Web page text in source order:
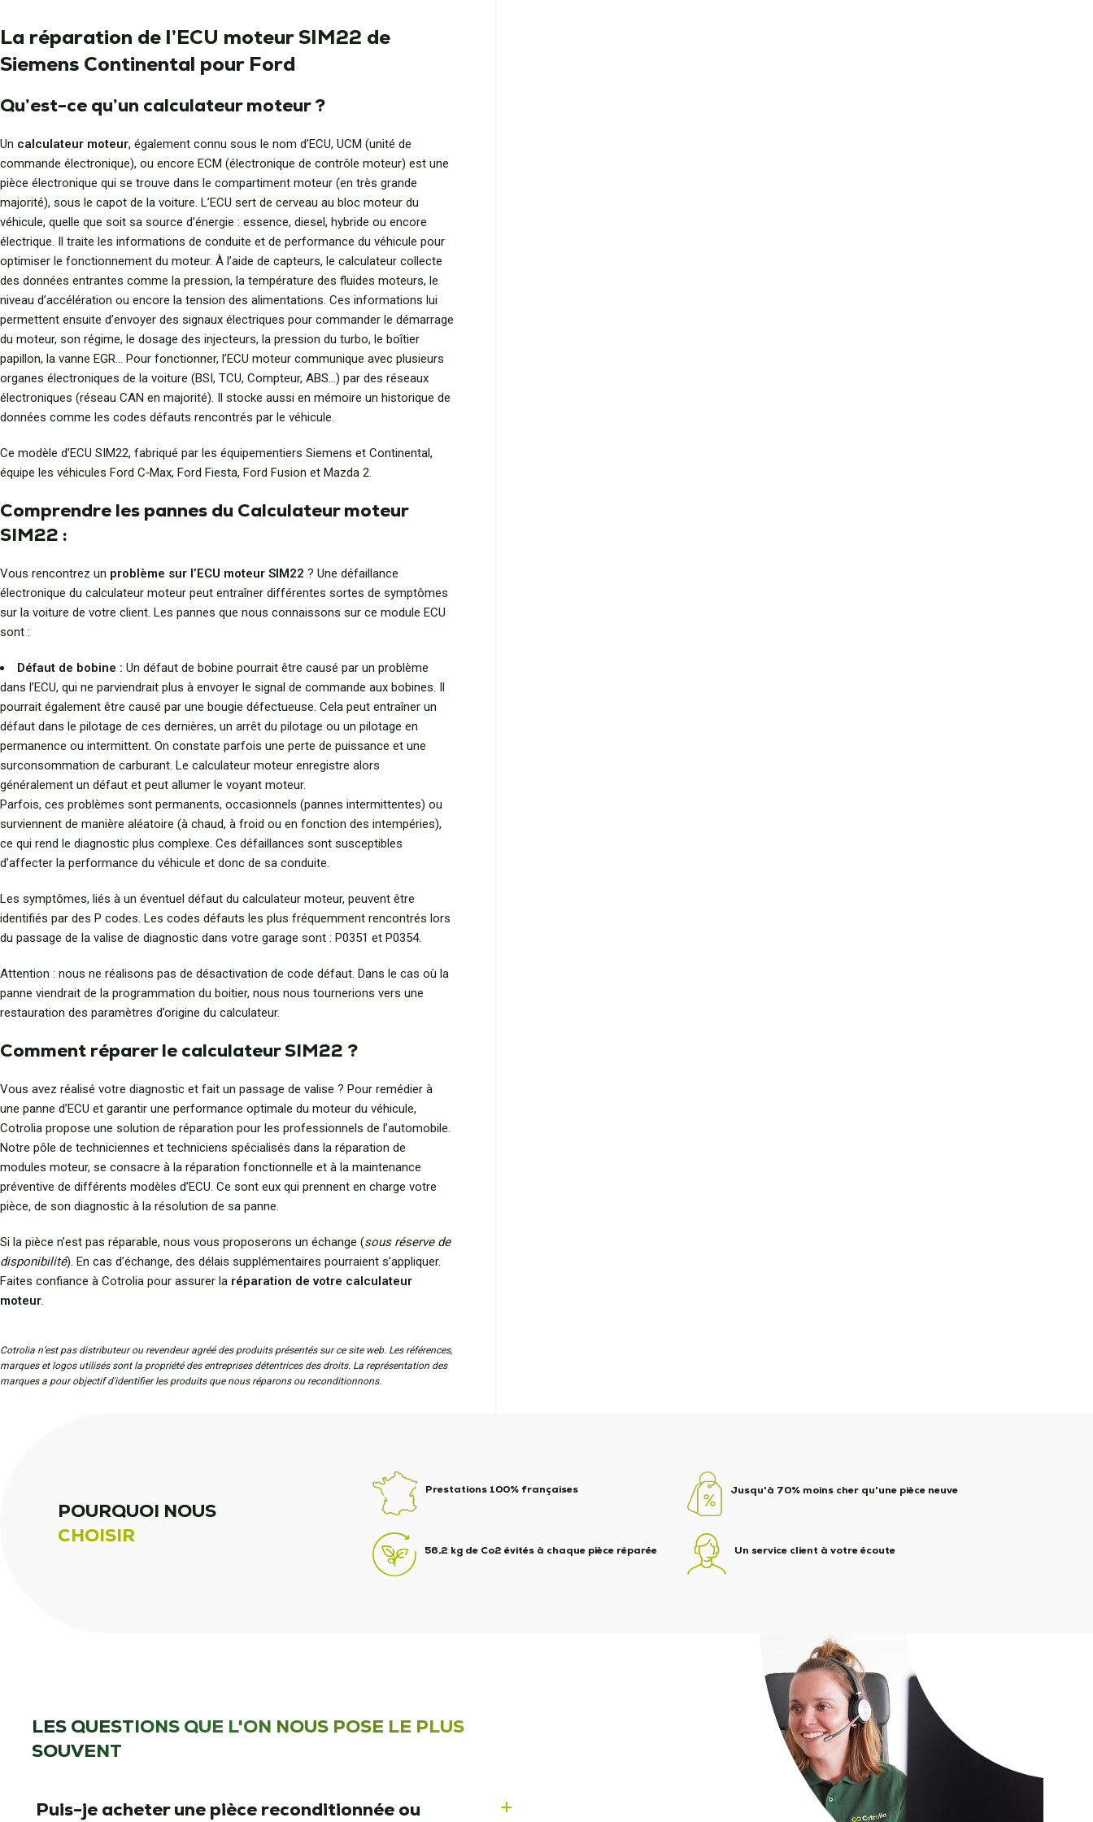
La réparation de l’ECU moteur SIM22 de
Siemens Continental pour Ford
Qu’est-ce qu’un calculateur moteur ?
Un calculateur moteur, également connu sous le nom d’ECU, UCM (unité de
commande électronique), ou encore ECM (électronique de contrôle moteur) est une
pièce électronique qui se trouve dans le compartiment moteur (en très grande
majorité), sous le capot de la voiture. L’ECU sert de cerveau au bloc moteur du
véhicule, quelle que soit sa source d’énergie : essence, diesel, hybride ou encore
électrique. Il traite les informations de conduite et de performance du véhicule pour
optimiser le fonctionnement du moteur. À l’aide de capteurs, le calculateur collecte
des données entrantes comme la pression, la température des fluides moteurs, le
niveau d’accélération ou encore la tension des alimentations. Ces informations lui
permettent ensuite d’envoyer des signaux électriques pour commander le démarrage
du moteur, son régime, le dosage des injecteurs, la pression du turbo, le boîtier
papillon, la vanne EGR… Pour fonctionner, l’ECU moteur communique avec plusieurs
organes électroniques de la voiture (BSI, TCU, Compteur, ABS…) par des réseaux
électroniques (réseau CAN en majorité). Il stocke aussi en mémoire un historique de
données comme les codes défauts rencontrés par le véhicule.
Ce modèle d’ECU SIM22, fabriqué par les équipementiers Siemens et Continental,
équipe les véhicules Ford C‑Max, Ford Fiesta, Ford Fusion et Mazda 2.
Comprendre les pannes du Calculateur moteur
SIM22 :
Vous rencontrez un problème sur l’ECU moteur SIM22 ? Une défaillance
électronique du calculateur moteur peut entraîner différentes sortes de symptômes
sur la voiture de votre client. Les pannes que nous connaissons sur ce module ECU
sont :
Défaut de bobine : Un défaut de bobine pourrait être causé par un problème
dans l’ECU, qui ne parviendrait plus à envoyer le signal de commande aux bobines. Il
pourrait également être causé par une bougie défectueuse. Cela peut entraîner un
défaut dans le pilotage de ces dernières, un arrêt du pilotage ou un pilotage en
permanence ou intermittent. On constate parfois une perte de puissance et une
surconsommation de carburant. Le calculateur moteur enregistre alors
généralement un défaut et peut allumer le voyant moteur.
Parfois, ces problèmes sont permanents, occasionnels (pannes intermittentes) ou
surviennent de manière aléatoire (à chaud, à froid ou en fonction des intempéries),
ce qui rend le diagnostic plus complexe. Ces défaillances sont susceptibles
d’affecter la performance du véhicule et donc de sa conduite.
Les symptômes, liés à un éventuel défaut du calculateur moteur, peuvent être
identifiés par des P codes. Les codes défauts les plus fréquemment rencontrés lors
du passage de la valise de diagnostic dans votre garage sont : P0351 et P0354.
Attention : nous ne réalisons pas de désactivation de code défaut. Dans le cas où la
panne viendrait de la programmation du boitier, nous nous tournerions vers une
restauration des paramètres d’origine du calculateur.
Comment réparer le calculateur SIM22 ?
Vous avez réalisé votre diagnostic et fait un passage de valise ? Pour remédier à
une panne d’ECU et garantir une performance optimale du moteur du véhicule,
Cotrolia propose une solution de réparation pour les professionnels de l’automobile.
Notre pôle de techniciennes et techniciens spécialisés dans la réparation de
modules moteur, se consacre à la réparation fonctionnelle et à la maintenance
préventive de différents modèles d’ECU. Ce sont eux qui prennent en charge votre
pièce, de son diagnostic à la résolution de sa panne.
Si la pièce n’est pas réparable, nous vous proposerons un échange (sous réserve de
disponibilité). En cas d’échange, des délais supplémentaires pourraient s’appliquer.
Faites confiance à Cotrolia pour assurer la réparation de votre calculateur
moteur.
Cotrolia n’est pas distributeur ou revendeur agréé des produits présentés sur ce site web. Les références,
marques et logos utilisés sont la propriété des entreprises détentrices des droits. La représentation des
marques a pour objectif d'identifier les produits que nous réparons ou reconditionnons.
POURQUOI NOUS
CHOISIR
Prestations 100% françaises
56,2 kg de Co2 évités à chaque pièce réparée
Jusqu'à 70% moins cher qu'une pièce neuve
Un service client à votre écoute
LES QUESTIONS QUE L'ON NOUS POSE LE PLUS
SOUVENT
a
Puis-je acheter une pièce reconditionnée ou